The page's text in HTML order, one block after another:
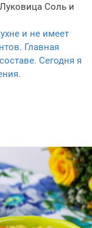
Луковица Соль и
и не имеет
Главная
Сегодня я